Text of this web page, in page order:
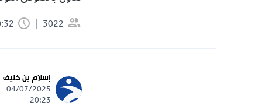
0:32 دقيقة
إسلام بن خليف
04/07/2025 -
20:23
تابعنا
news